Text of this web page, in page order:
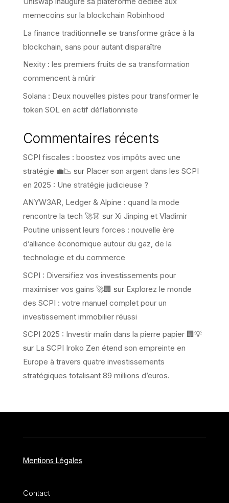
memecoins sur la blockchain Robinhood
La finance traditionnelle se transforme grâce à la
blockchain, sans pour autant disparaître
Nexity : les premiers fruits de sa transformation
commencent à mûrir
Solana : Deux nouvelles pistes pour transformer le
token SOL en actif déflationniste
Commentaires récents
SCPI fiscales : boostez vos impôts avec une
stratégie 💼📉 sur Placer son argent dans les SCPI
en 2025 : Une stratégie judicieuse ?
ANYW3AR, Ledger & Alpine : quand la mode
rencontre la tech 🚀👗 sur Xi Jinping et Vladimir
Poutine unissent leurs forces : nouvelle ère
d’alliance économique autour du gaz, de la
technologie et du commerce
SCPI : Diversifiez vos investissements pour
maximiser vos gains 🚀🏢 sur Explorez le monde
des SCPI : votre manuel complet pour un
investissement immobilier réussi
SCPI 2025 : Investir malin dans la pierre papier 🏢💡
sur La SCPI Iroko Zen étend son empreinte en
Europe à travers quatre investissements
stratégiques totalisant 89 millions d’euros.
Mentions Légales
Contact